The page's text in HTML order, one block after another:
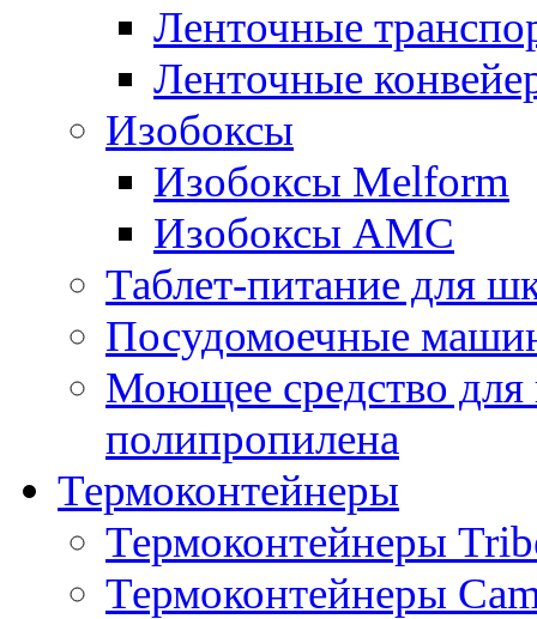
Ленточные
Ленточные
Изобоксы
Изобоксы Melform
Изобоксы AMC
Таблет-питание для
Посудомоечные
Моющее средство для
полипропилена
Термоконтейнеры
Термоконтейнеры
Термоконтейнеры